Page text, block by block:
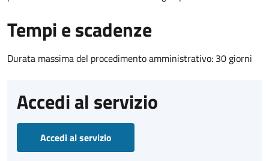
Tempi e scadenze
Durata massima del procedimento amministrativo: 30 giorni
Accedi al servizio
Accedi al servizio